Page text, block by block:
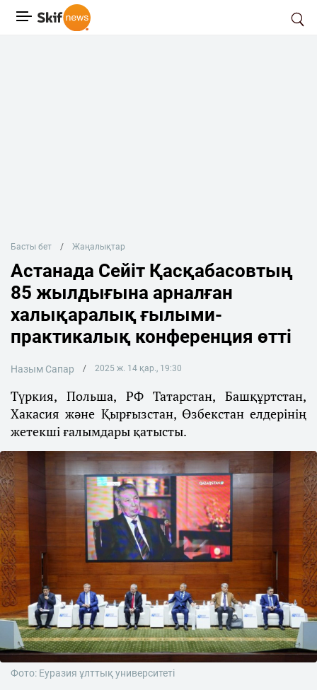
Басты бет Жаңалықтар
Астанада Сейіт Қасқабасовтың
85 жылдығына арналған
халықаралық ғылыми-
практикалық конференция өтті
Назым Сапар 2025 ж. 14 қар., 19:30
Түркия, Польша, РФ Татарстан, Башқұртстан,
Хакасия және Қырғызстан, Өзбекстан елдерінің
жетекші ғалымдары қатысты.
Фото: Еуразия ұлттық университеті